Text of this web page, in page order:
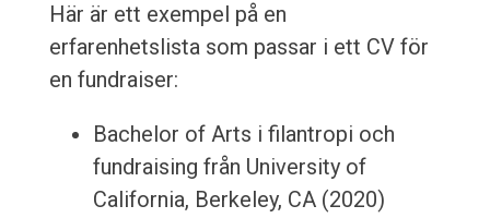
Här är ett exempel på en
erfarenhetslista som passar i ett CV för
en fundraiser:
Bachelor of Arts i filantropi och
fundraising från University of
California, Berkeley, CA (2020)